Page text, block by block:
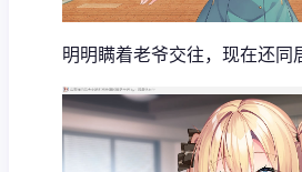
明明瞒着老爷交往，现在还同